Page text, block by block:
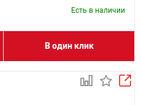
Есть в наличии
В один клик